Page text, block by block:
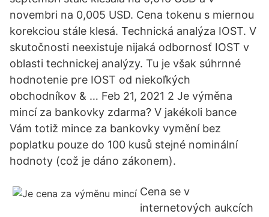
novembri na 0,005 USD. Cena tokenu s miernou
korekciou stále klesá. Technická analýza IOST. V
skutočnosti neexistuje nijaká odbornosť IOST v
oblasti technickej analýzy. Tu je však súhrnné
hodnotenie pre IOST od niekoľkých
obchodníkov & … Feb 21, 2021 2 Je výměna
mincí za bankovky zdarma? V jakékoli bance
Vám totiž mince za bankovky vymění bez
poplatku pouze do 100 kusů stejné nominální
hodnoty (což je dáno zákonem).
Cena se v
internetových aukcích